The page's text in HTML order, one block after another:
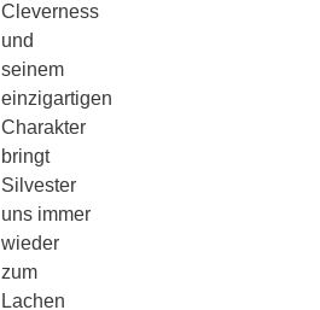
Cleverness
und
seinem
einzigartigen
Charakter
bringt
Silvester
uns immer
wieder
zum
Lachen